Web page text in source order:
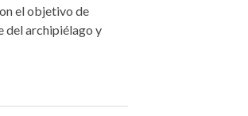
el objetivo de
del archipiélago y